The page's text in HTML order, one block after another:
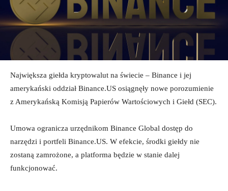
Największa giełda kryptowalut na świecie – Binance i jej
amerykański oddział Binance.US osiągnęły nowe porozumienie
z Amerykańską Komisją Papierów Wartościowych i Giełd (SEC).
Umowa ogranicza urzędnikom Binance Global dostęp do
narzędzi i portfeli Binance.US. W efekcie, środki giełdy nie
zostaną zamrożone, a platforma będzie w stanie dalej
funkcjonować.